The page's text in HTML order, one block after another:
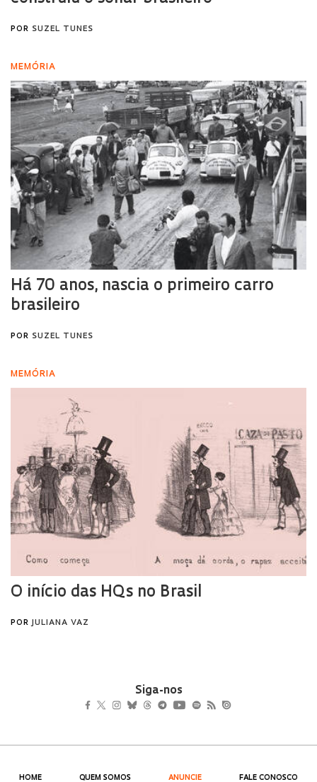
Siga-nos
HOME QUEM SOMOS ANUNCIE FALE CONOSCO